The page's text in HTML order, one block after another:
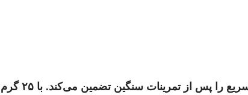
پروتئین وی ویثر یکی از برترین برندهای جهانی در صنعت مکمل‌سازی است. این محصول با فرمول پیشرفته‌اش بازیابی عضلانی سریع را پس از تمرینات سنگین تضمین می‌کند. با ۲۵ گرم